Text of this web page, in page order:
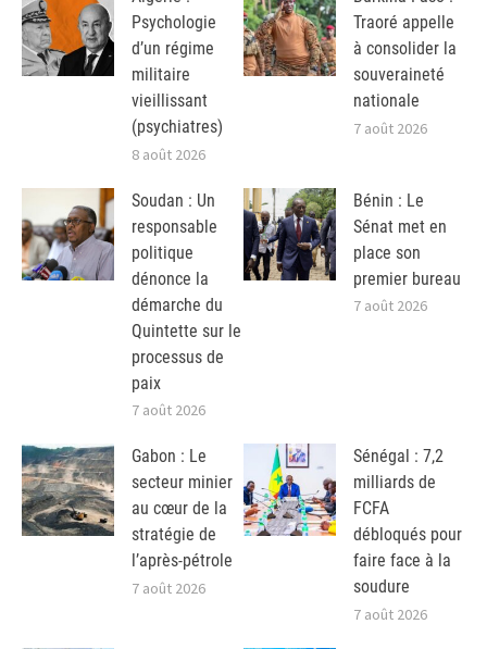
Psychologie
d’un régime
militaire
vieillissant
(psychiatres)
8 août 2026
Traoré appelle
à consolider la
souveraineté
nationale
7 août 2026
Soudan : Un
responsable
politique
dénonce la
démarche du
Quintette sur le
processus de
paix
7 août 2026
Bénin : Le
Sénat met en
place son
premier bureau
7 août 2026
Gabon : Le
secteur minier
au cœur de la
stratégie de
l’après-pétrole
7 août 2026
Sénégal : 7,2
milliards de
FCFA
débloqués pour
faire face à la
soudure
7 août 2026